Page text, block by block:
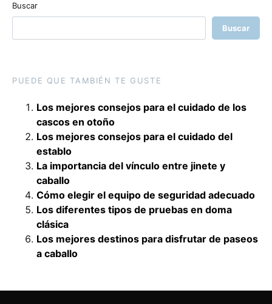
Buscar
Buscar
PUEDE QUE TAMBIÉN TE GUSTE
Los mejores consejos para el cuidado de los
cascos en otoño
Los mejores consejos para el cuidado del
establo
La importancia del vínculo entre jinete y
caballo
Cómo elegir el equipo de seguridad adecuado
Los diferentes tipos de pruebas en doma
clásica
Los mejores destinos para disfrutar de paseos
a caballo